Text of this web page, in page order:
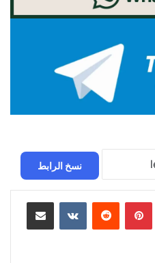
نسخ الرابط
بينتيريست مشاركة عبر البريد